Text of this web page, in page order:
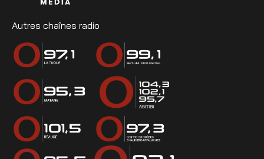
Autres chaînes radio